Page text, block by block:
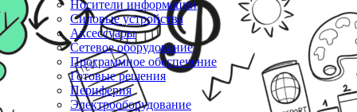
Носители информации
Силовые устройства
Аксессуары
Сетевое оборудование
Программное обеспечение
Готовые решения
Периферия
Электрооборудование